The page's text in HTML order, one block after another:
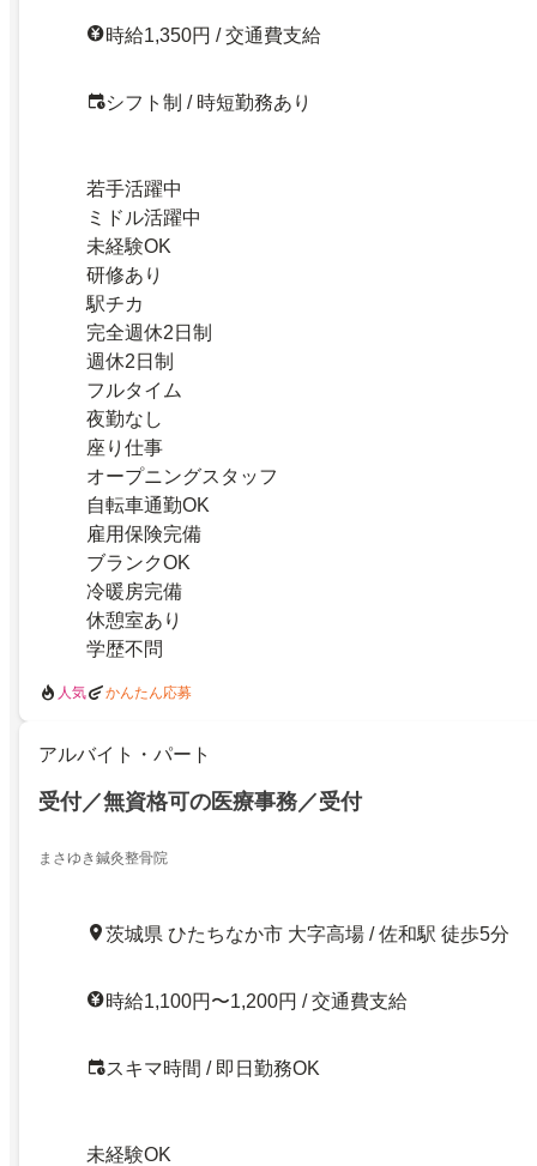
時給1,350円 / 交通費支給
シフト制 / 時短勤務あり
若手活躍中
ミドル活躍中
未経験OK
研修あり
駅チカ
完全週休2日制
週休2日制
フルタイム
夜勤なし
座り仕事
オープニングスタッフ
自転車通勤OK
雇用保険完備
ブランクOK
冷暖房完備
休憩室あり
学歴不問
人気 かんたん応募
アルバイト・パート
受付／無資格可の医療事務／受付
まさゆき鍼灸整骨院
茨城県 ひたちなか市 大字高場 / 佐和駅 徒歩5分
時給1,100円〜1,200円 / 交通費支給
スキマ時間 / 即日勤務OK
未経験OK